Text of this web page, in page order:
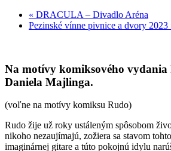
« DRACULA – Divadlo Aréna
Pezinské vínne pivnice a dvory 2023
Na motívy komiksového
Daniela Majlinga.
(voľne na motívy komiksu Rudo)
Rudo žije už roky ustáleným spôsobom
nikoho nezaujímajú, zožiera sa stavom
imaginárnej gitare a túto pokojnú idylu